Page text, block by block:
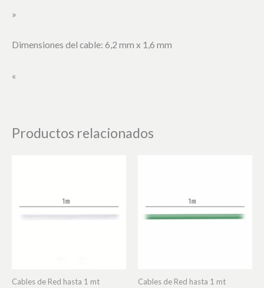
»
Dimensiones del cable: 6,2 mm x 1,6 mm
«
Productos relacionados
Cables de Red hasta 1 mt Cables de Red hasta 1 mt